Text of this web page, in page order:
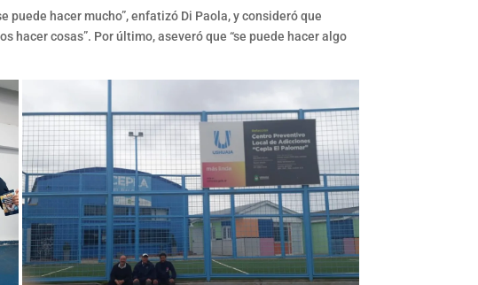
hacer mucho”, enfatizó Di Paola, y consideró que
hacer cosas”. Por último, aseveró que “se puede hacer algo